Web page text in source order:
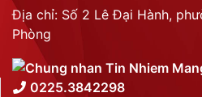
Địa chỉ: Số 2 Lê Đại Hành,
Phòng
0225.3842298